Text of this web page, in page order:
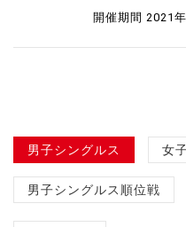
開催期間 2021
男子シングルス 女
男子シングルス順位戦